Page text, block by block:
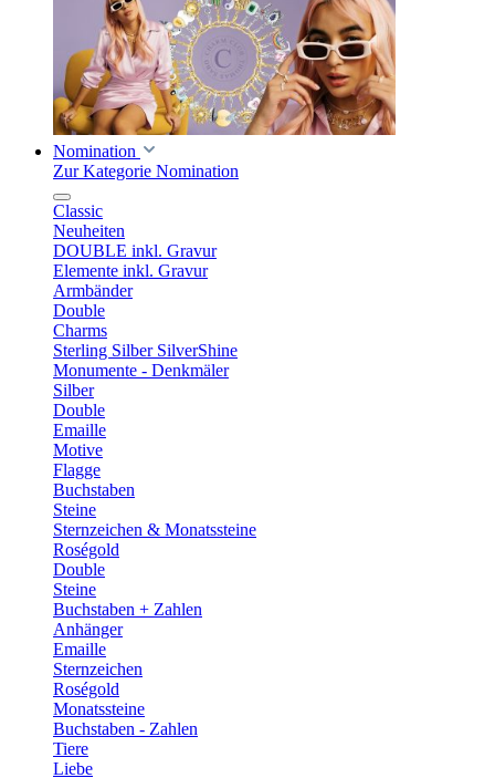
Nomination
Zur Kategorie Nomination
Classic
Neuheiten
DOUBLE inkl. Gravur
Elemente inkl. Gravur
Armbänder
Double
Charms
Sterling Silber SilverShine
Monumente - Denkmäler
Silber
Double
Emaille
Motive
Flagge
Buchstaben
Steine
Sternzeichen & Monatssteine
Roségold
Double
Steine
Buchstaben + Zahlen
Anhänger
Emaille
Sternzeichen
Roségold
Monatssteine
Buchstaben - Zahlen
Tiere
Liebe